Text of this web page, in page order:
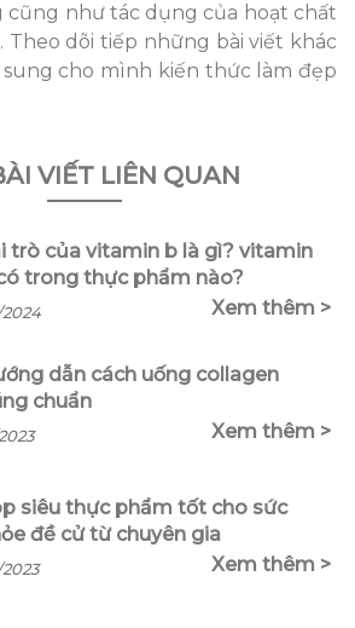
cũng như tác dụng của hoạt chất
Theo dõi tiếp những bài viết khác
sung cho mình kiến thức làm đẹp
VIẾT LIÊN QUAN
trò của vitamin b là gì? vitamin
trong thực phẩm nào?
Xem thêm >
dẫn cách uống collagen
chuẩn
Xem thêm >
siêu thực phẩm tốt cho sức
đề cử từ chuyên gia
Xem thêm >